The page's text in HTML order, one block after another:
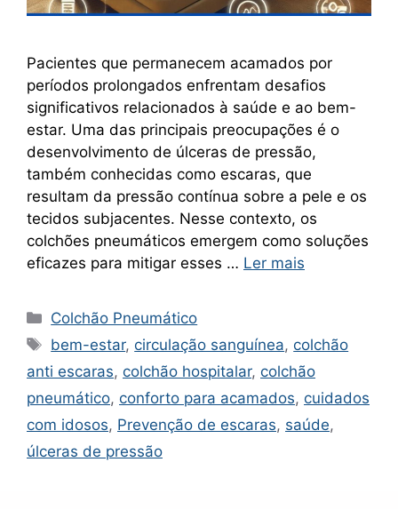
Pacientes que permanecem acamados por
períodos prolongados enfrentam desafios
significativos relacionados à saúde e ao bem-
estar. Uma das principais preocupações é o
desenvolvimento de úlceras de pressão,
também conhecidas como escaras, que
resultam da pressão contínua sobre a pele e os
tecidos subjacentes. Nesse contexto, os
colchões pneumáticos emergem como soluções
eficazes para mitigar esses … Ler mais
Categorias
Colchão Pneumático
Tags
bem-estar,circulação sanguínea,colchão
anti escaras, colchão hospitalar, colchão
pneumático, conforto para acamados, cuidados
com idosos, Prevenção de escaras, saúde,
úlceras de pressão